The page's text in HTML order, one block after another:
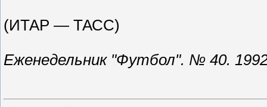
(ИТАР — ТАСС)
Еженедельник "Футбол". № 40.